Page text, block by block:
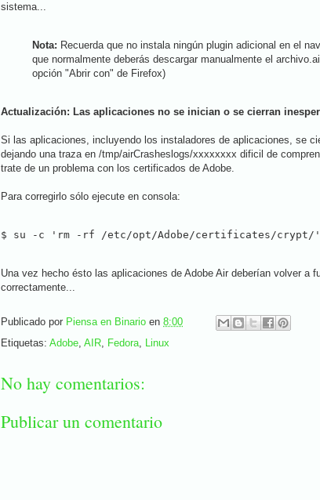
sistema...
Nota: Recuerda que no instala ningún plugin adicional en el
que normalmente deberás descargar manualmente el
opción "Abrir con" de Firefox)
Actualización: Las aplicaciones no se inician o se cierran
Si las aplicaciones, incluyendo los instaladores de aplicaciones, se
dejando una traza en /tmp/airCrasheslogs/xxxxxxxx dificil de
trate de un problema con los certificados de Adobe.
Para corregirlo sólo ejecute en consola:
$ su -c 'rm -rf /etc/opt/Adobe/certificates/crypt/'
Una vez hecho ésto las aplicaciones de Adobe Air deberían volver a
correctamente...
Publicado por Piensa en Binario en 8:00
Etiquetas: Adobe, AIR, Fedora, Linux
No hay comentarios:
Publicar un comentario